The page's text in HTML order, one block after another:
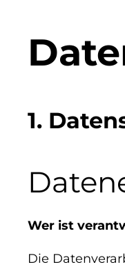
1.
Wer ist
Die